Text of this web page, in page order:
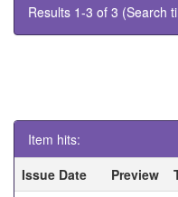
Results 1-3 of 3 (Search
Item hits:
Issue Date
Preview